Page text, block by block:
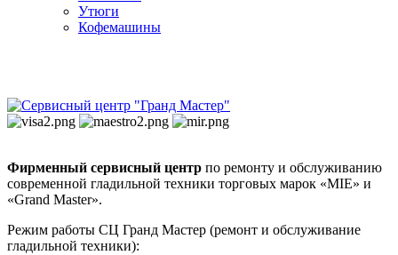
Утюги
Кофемашины
Фирменный сервисный центр по ремонту и обслуживанию
современной гладильной техники торговых марок «MIE» и
«Grand Master».
Режим работы СЦ Гранд Мастер (ремонт и обслуживание
гладильной техники):